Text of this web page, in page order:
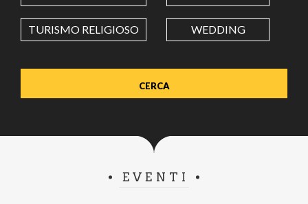
Value in decimal degrees. Use dot (.) as decimal separator.
TURISMO RELIGIOSO WEDDING
EVENTI